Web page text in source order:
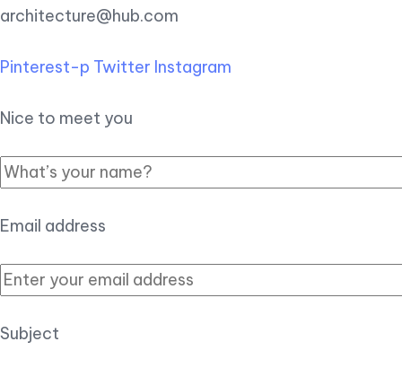
architecture@hub.com
Pinterest-p Twitter Instagram
Nice to meet you
Email address
Subject